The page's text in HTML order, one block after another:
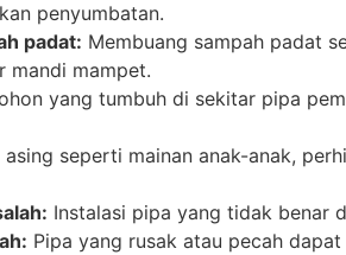
penyumbatan.
padat: Membuang sampah padat
mandi mampet.
yang tumbuh di sekitar pipa
asing seperti mainan anak-anak,
Instalasi pipa yang tidak benar
Pipa yang rusak atau pecah